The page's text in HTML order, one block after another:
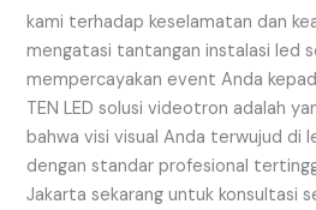
kami terhadap keselamatan dan
mengatasi tantangan instalasi led
mempercayakan event Anda
TEN LED solusi videotron adalah
bahwa visi visual Anda terwujud di
dengan standar profesional
Jakarta sekarang untuk konsultasi